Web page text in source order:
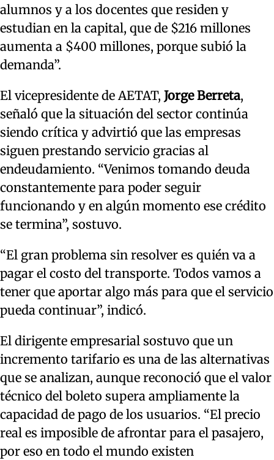
alumnos y a los docentes que residen y
estudian en la capital, que de $216 millones
aumenta a $400 millones, porque subió la
demanda”.
El vicepresidente de AETAT, Jorge Berreta,
señaló que la situación del sector continúa
siendo crítica y advirtió que las empresas
siguen prestando servicio gracias al
endeudamiento. “Venimos tomando deuda
constantemente para poder seguir
funcionando y en algún momento ese crédito
se termina”, sostuvo.
“El gran problema sin resolver es quién va a
pagar el costo del transporte. Todos vamos a
tener que aportar algo más para que el servicio
pueda continuar”, indicó.
El dirigente empresarial sostuvo que un
incremento tarifario es una de las alternativas
que se analizan, aunque reconoció que el valor
técnico del boleto supera ampliamente la
capacidad de pago de los usuarios. “El precio
real es imposible de afrontar para el pasajero,
por eso en todo el mundo existen